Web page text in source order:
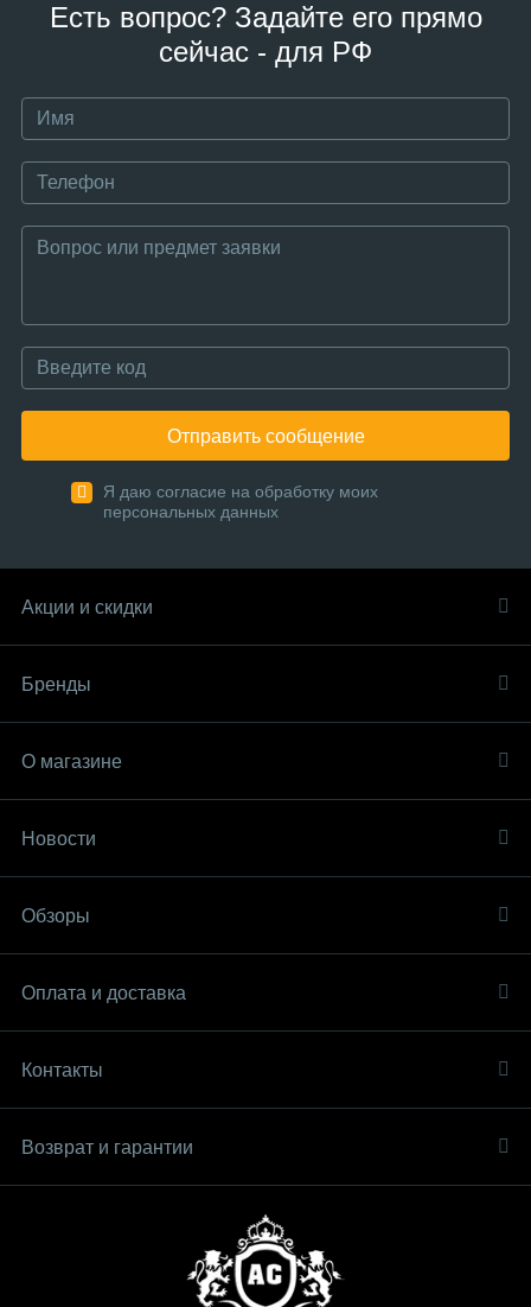
Есть вопрос? Задайте его прямо
сейчас - для РФ
Отправить сообщение
Я даю согласие на обработку моих
персональных данных
Акции и скидки
Бренды
О магазине
Новости
Обзоры
Оплата и доставка
Контакты
Возврат и гарантии